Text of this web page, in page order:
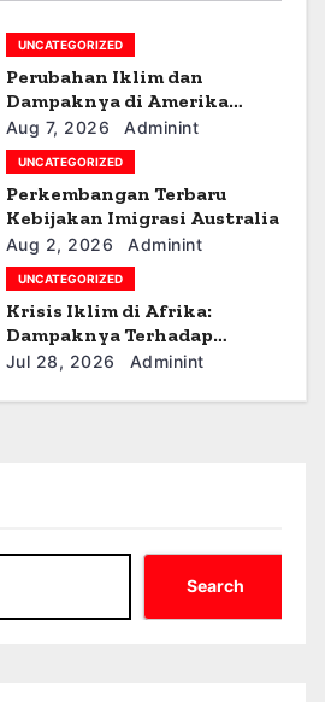
UNCATEGORIZED
Perubahan Iklim dan
Dampaknya di Amerika
Latin
Aug 7, 2026 Adminint
UNCATEGORIZED
Perkembangan Terbaru
Kebijakan Imigrasi Australia
Aug 2, 2026 Adminint
UNCATEGORIZED
Krisis Iklim di Afrika:
Dampaknya Terhadap
Ekonomi dan Masyarakat
Jul 28, 2026 Adminint
Search